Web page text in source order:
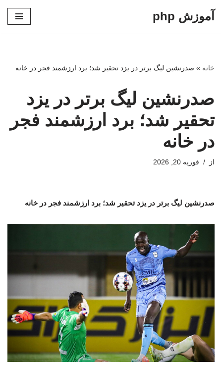
آموزش php
خانه » صدرنشین لیگ برتر در یزد تحقیر شد؛ برد ارزشمند فجر در خانه
صدرنشین لیگ برتر در یزد
تحقیر شد؛ برد ارزشمند فجر
در خانه
از فوریه 20, 2026
صدرنشین لیگ برتر در یزد تحقیر شد؛ برد ارزشمند فجر در خانه